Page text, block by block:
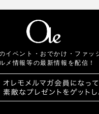
イベント・おでかけ・ファッ
メ情報等の最新情報を配信！